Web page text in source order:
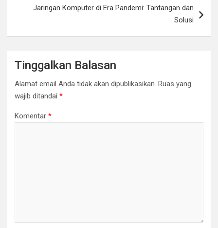
Jaringan Komputer di Era Pandemi: Tantangan dan
Solusi
Tinggalkan Balasan
Alamat email Anda tidak akan dipublikasikan. Ruas yang
wajib ditandai *
Komentar *